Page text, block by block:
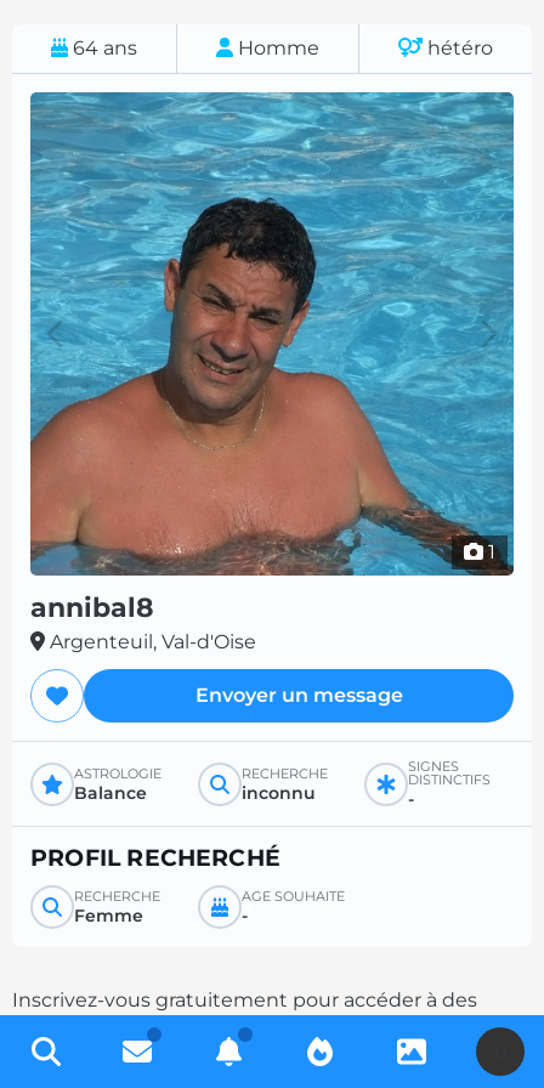
64 ans Homme hétéro
1
annibal8
Argenteuil, Val-d'Oise
Envoyer un message
ASTROLOGIE
Balance
RECHERCHE
inconnu
SIGNES
DISTINCTIFS
-
PROFIL RECHERCHÉ
RECHERCHE
Femme
ÂGE SOUHAITÉ
-
Inscrivez-vous gratuitement pour accéder à des
milliers de profils et multipliez les chances de
contacts en complétant votre description.